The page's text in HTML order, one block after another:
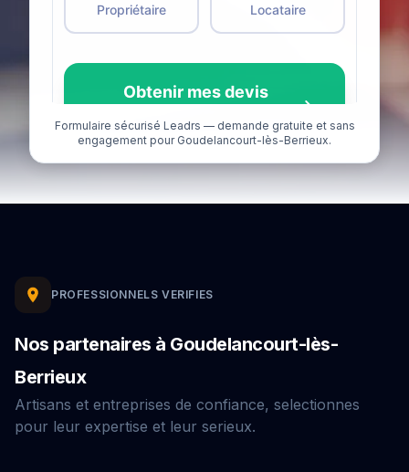
Formulaire sécurisé Leadrs — demande gratuite et sans
engagement pour Goudelancourt-lès-Berrieux.
PROFESSIONNELS VERIFIES
Nos partenaires à Goudelancourt-lès-
Berrieux
Artisans et entreprises de confiance, selectionnes
pour leur expertise et leur serieux.